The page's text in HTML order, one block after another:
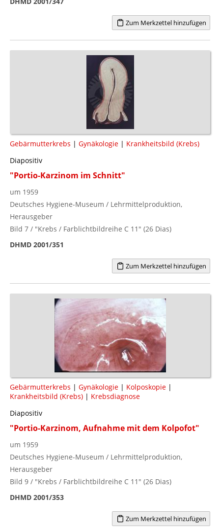
Zum Merkzettel hinzufügen
Gebärmutterkrebs | Gynäkologie | Krankheitsbild (Krebs)
Diapositiv
"Portio-Karzinom im Schnitt"
um 1959
Deutsches Hygiene-Museum / Lehrmittelproduktion,
Herausgeber
Bild 7 / "Krebs / Farblichtbildreihe C 11" (26 Dias)
DHMD 2001/351
Zum Merkzettel hinzufügen
Gebärmutterkrebs | Gynäkologie | Kolposkopie |
Krankheitsbild (Krebs) | Krebsdiagnose
Diapositiv
"Portio-Karzinom, Aufnahme mit dem Kolpofot"
um 1959
Deutsches Hygiene-Museum / Lehrmittelproduktion,
Herausgeber
Bild 9 / "Krebs / Farblichtbildreihe C 11" (26 Dias)
DHMD 2001/353
Zum Merkzettel hinzufügen